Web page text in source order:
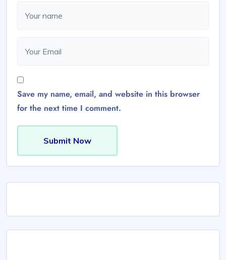
Save my name, email, and website in this browser
for the next time I comment.
Submit Now